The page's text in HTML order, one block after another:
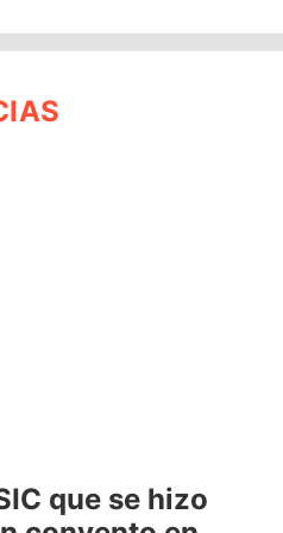
que se hizo